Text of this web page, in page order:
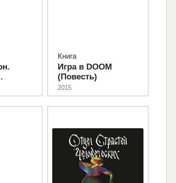
Книга
Игра в DOOM
(Повесть)
2015